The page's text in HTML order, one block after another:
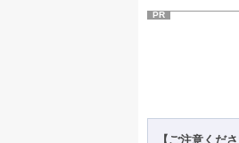
PR
【ご注意くださ